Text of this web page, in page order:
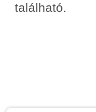
található.